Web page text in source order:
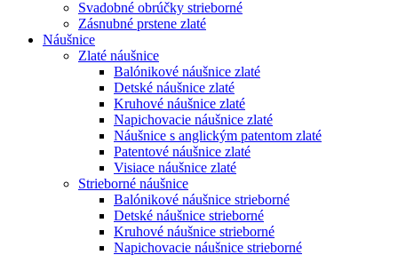
Svadobné obrúčky strieborné
Zásnubné prstene zlaté
Náušnice
Zlaté náušnice
Balónikové náušnice zlaté
Detské náušnice zlaté
Kruhové náušnice zlaté
Napichovacie náušnice zlaté
Náušnice s anglickým patentom zlaté
Patentové náušnice zlaté
Visiace náušnice zlaté
Strieborné náušnice
Balónikové náušnice strieborné
Detské náušnice strieborné
Kruhové náušnice strieborné
Napichovacie náušnice strieborné